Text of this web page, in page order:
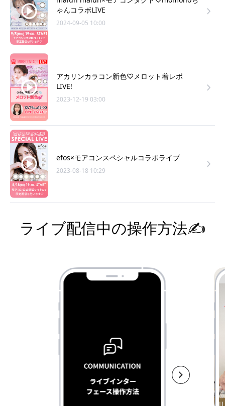
ゃんコラボLIVE
2024-09-05 10:00
アカリンカラコン新色♡メロット着レポ
LIVE!
2023-12-19 03:00
efos×モアコンスペシャルコラボライブ
2023-08-18 10:29
ライブ配信中の操作方法✍️